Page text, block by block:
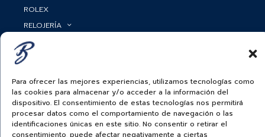
Para ofrecer las mejores experiencias, utilizamos tecnologías como
las cookies para almacenar y/o acceder a la información del
dispositivo. El consentimiento de estas tecnologías nos permitirá
procesar datos como el comportamiento de navegación o las
identificaciones únicas en este sitio. No consentir o retirar el
consentimiento, puede afectar negativamente a ciertas
ROLEX
RELOJERÍA
ACCESORIOS
BAUER NEWS
SIGUENOS EN